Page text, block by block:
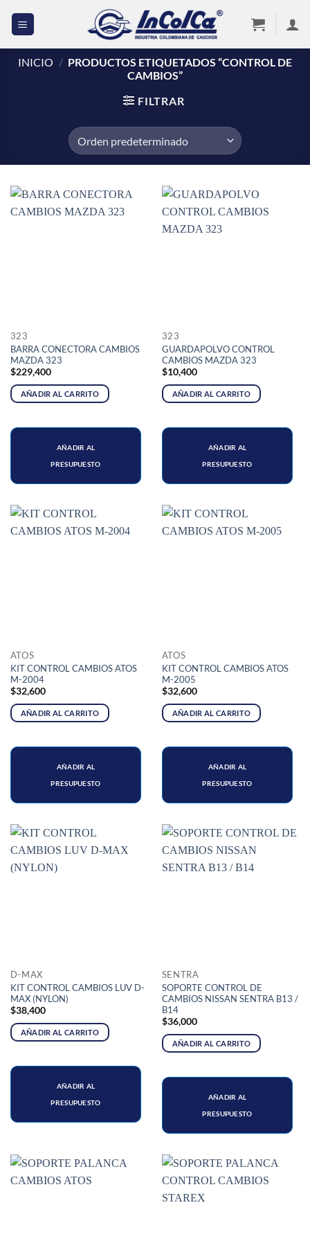
INICIO / PRODUCTOS ETIQUETADOS “CONTROL DE
CAMBIOS”
FILTRAR
323
BARRA CONECTORA CAMBIOS
MAZDA 323
$229,400
AÑADIR AL CARRITO
AÑADIR AL
PRESUPUESTO
323
GUARDAPOLVO CONTROL
CAMBIOS MAZDA 323
$10,400
AÑADIR AL CARRITO
AÑADIR AL
PRESUPUESTO
ATOS
KIT CONTROL CAMBIOS ATOS
M-2004
$32,600
AÑADIR AL CARRITO
AÑADIR AL
PRESUPUESTO
ATOS
KIT CONTROL CAMBIOS ATOS
M-2005
$32,600
AÑADIR AL CARRITO
AÑADIR AL
PRESUPUESTO
D-MAX
KIT CONTROL CAMBIOS LUV D-
MAX (NYLON)
$38,400
AÑADIR AL CARRITO
AÑADIR AL
PRESUPUESTO
SENTRA
SOPORTE CONTROL DE
CAMBIOS NISSAN SENTRA B13 /
B14
$36,000
AÑADIR AL CARRITO
AÑADIR AL
PRESUPUESTO